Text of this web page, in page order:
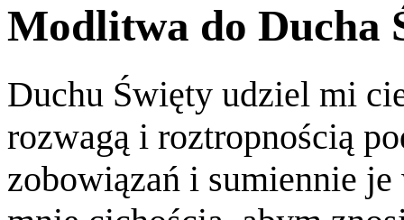
Modlitwa do Ducha
Duchu Święty udziel mi
rozwagą i roztropnością
zobowiązań i sumiennie je